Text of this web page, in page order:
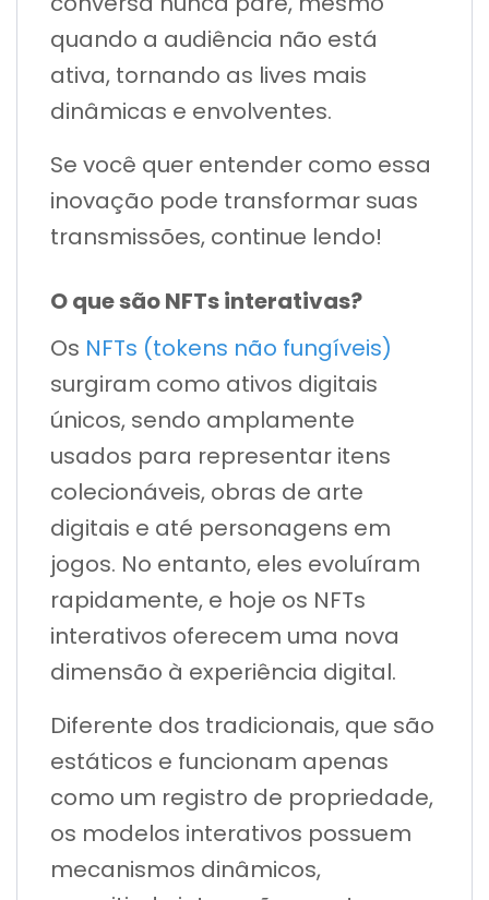
quando a audiência não está
ativa, tornando as lives mais
dinâmicas e envolventes.
Se você quer entender como essa
inovação pode transformar suas
transmissões, continue lendo!
O que são NFTs interativas?
Os NFTs (tokens não fungíveis)
surgiram como ativos digitais
únicos, sendo amplamente
usados para representar itens
colecionáveis, obras de arte
digitais e até personagens em
jogos. No entanto, eles evoluíram
rapidamente, e hoje os NFTs
interativos oferecem uma nova
dimensão à experiência digital.
Diferente dos tradicionais, que são
estáticos e funcionam apenas
como um registro de propriedade,
os modelos interativos possuem
mecanismos dinâmicos,